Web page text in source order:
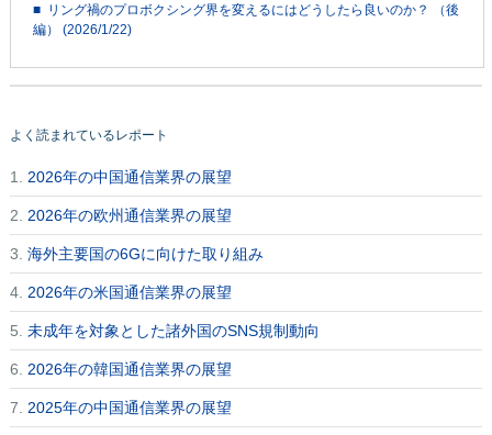
■ リング禍のプロボクシング界を変えるにはどうしたら良いのか？ （後
編） (2026/1/22)
よく読まれているレポート
1. 2026年の中国通信業界の展望
2. 2026年の欧州通信業界の展望
3. 海外主要国の6Gに向けた取り組み
4. 2026年の米国通信業界の展望
5. 未成年を対象とした諸外国のSNS規制動向
6. 2026年の韓国通信業界の展望
7. 2025年の中国通信業界の展望